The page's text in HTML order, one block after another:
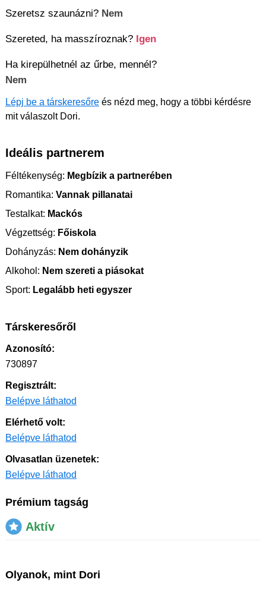
Szeretsz szaunázni? Nem
Szereted, ha masszíroznak? Igen
Ha kirepülhetnél az űrbe, mennél?
Nem
Lépj be a társkeresőre és nézd meg, hogy a többi kérdésre
mit válaszolt Dori.
Ideális partnerem
Féltékenység: Megbízik a partnerében
Romantika: Vannak pillanatai
Testalkat: Mackós
Végzettség: Főiskola
Dohányzás: Nem dohányzik
Alkohol: Nem szereti a piásokat
Sport: Legalább heti egyszer
Társkeresőről
Azonosító:
730897
Regisztrált:
Belépve láthatod
Elérhető volt:
Belépve láthatod
Olvasatlan üzenetek:
Belépve láthatod
Prémium tagság
Aktív
Olyanok, mint Dori